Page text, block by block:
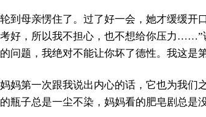
到母亲愣住了。过了好一会，她才缓缓开
好，所以我不担心，也不想给你压力……”
问题，我绝对不能让你坏了德性。我这是
妈第一次跟我说出内心的话，它也为我们
瓶子总是一尘不染，妈妈看的肥皂剧总是